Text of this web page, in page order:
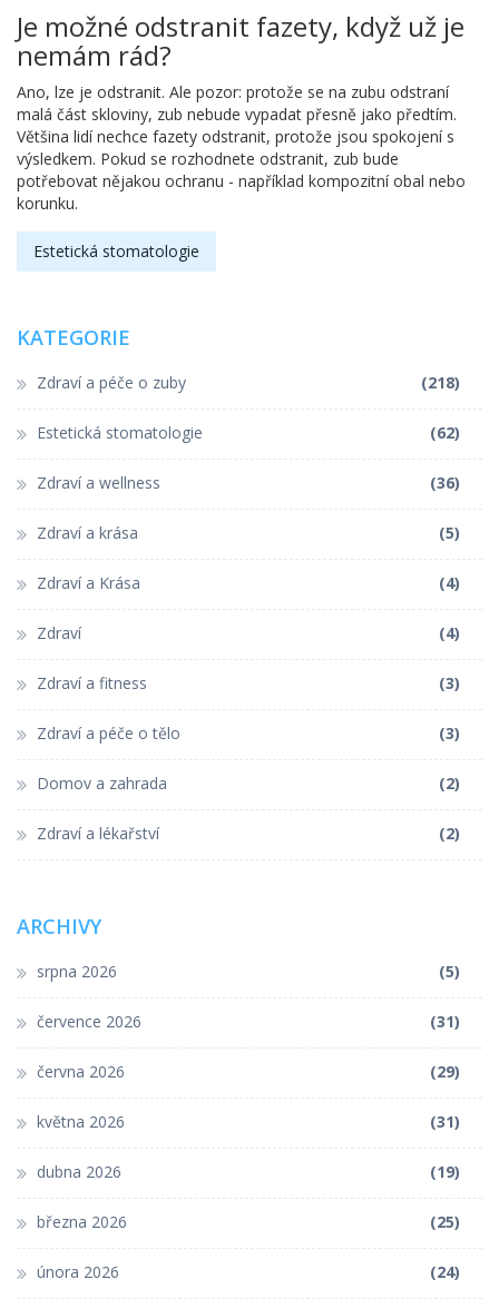
Je možné odstranit fazety, když už je
nemám rád?
Ano, lze je odstranit. Ale pozor: protože se na zubu odstraní
malá část skloviny, zub nebude vypadat přesně jako předtím.
Většina lidí nechce fazety odstranit, protože jsou spokojení s
výsledkem. Pokud se rozhodnete odstranit, zub bude
potřebovat nějakou ochranu - například kompozitní obal nebo
korunku.
Estetická stomatologie
KATEGORIE
Zdraví a péče o zuby (218)
Estetická stomatologie (62)
Zdraví a wellness (36)
Zdraví a krása (5)
Zdraví a Krása (4)
Zdraví (4)
Zdraví a fitness (3)
Zdraví a péče o tělo (3)
Domov a zahrada (2)
Zdraví a lékařství (2)
ARCHIVY
srpna 2026 (5)
července 2026 (31)
června 2026 (29)
května 2026 (31)
dubna 2026 (19)
března 2026 (25)
února 2026 (24)